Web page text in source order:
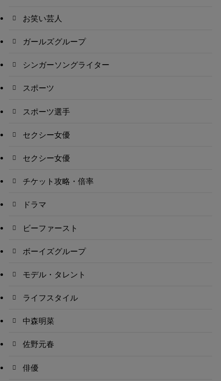
お笑い芸人
ガールズグループ
シンガーソングライター
スポーツ
スポーツ選手
セクシー女優
セクシー女優
チケット攻略・倍率
ドラマ
ビーファースト
ボーイズグループ
モデル・タレント
ライフスタイル
中森明菜
佐野元春
俳優